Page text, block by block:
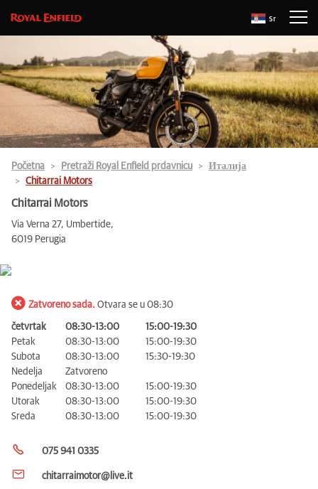
Sr
Početna Pretraži Royal Enfield prdavnicu
Италија
Chitarrai Motors
Chitarrai Motors
Via Verna 27, Umbertide,
6019 Perugia
Zatvoreno sada. Otvara se u 08:30
četvrtak 08:30-13:00
15:00-19:30
Petak
08:30-13:00
15:00-19:30
Subota
08:30-13:00
15:30-19:30
Nedelja
Zatvoreno
Ponedeljak
08:30-13:00
15:00-19:30
Utorak
08:30-13:00
15:00-19:30
Sreda
08:30-13:00 15:00-19:30
075 941 0335
chitarraimotor@live.it